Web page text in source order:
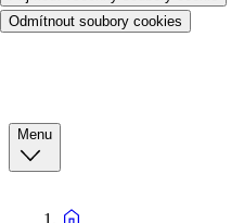
Odmítnout soubory cookies
Menu